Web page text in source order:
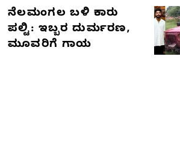
ನೆಲಮಂಗಲ ಬಳಿ ಕಾರು
ಪಲ್ಟಿ: ಇಬ್ಬರ ದುರ್ಮರಣ,
ಮೂವರಿಗೆ ಗಾಯ